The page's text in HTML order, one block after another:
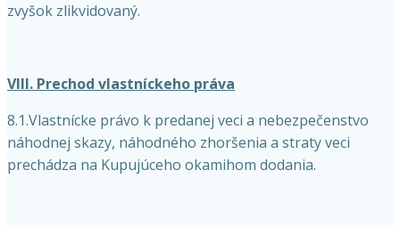
zvyšok zlikvidovaný.
VIII. Prechod vlastníckeho práva
8.1.Vlastnícke právo k predanej veci a nebezpečenstvo
náhodnej skazy, náhodného zhoršenia a straty veci
prechádza na Kupujúceho okamihom dodania.